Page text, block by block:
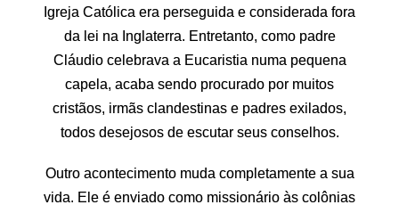
Igreja Católica era perseguida e considerada fora
da lei na Inglaterra. Entretanto, como padre
Cláudio celebrava a Eucaristia numa pequena
capela, acaba sendo procurado por muitos
cristãos, irmãs clandestinas e padres exilados,
todos desejosos de escutar seus conselhos.
Outro acontecimento muda completamente a sua
vida. Ele é enviado como missionário às colônias